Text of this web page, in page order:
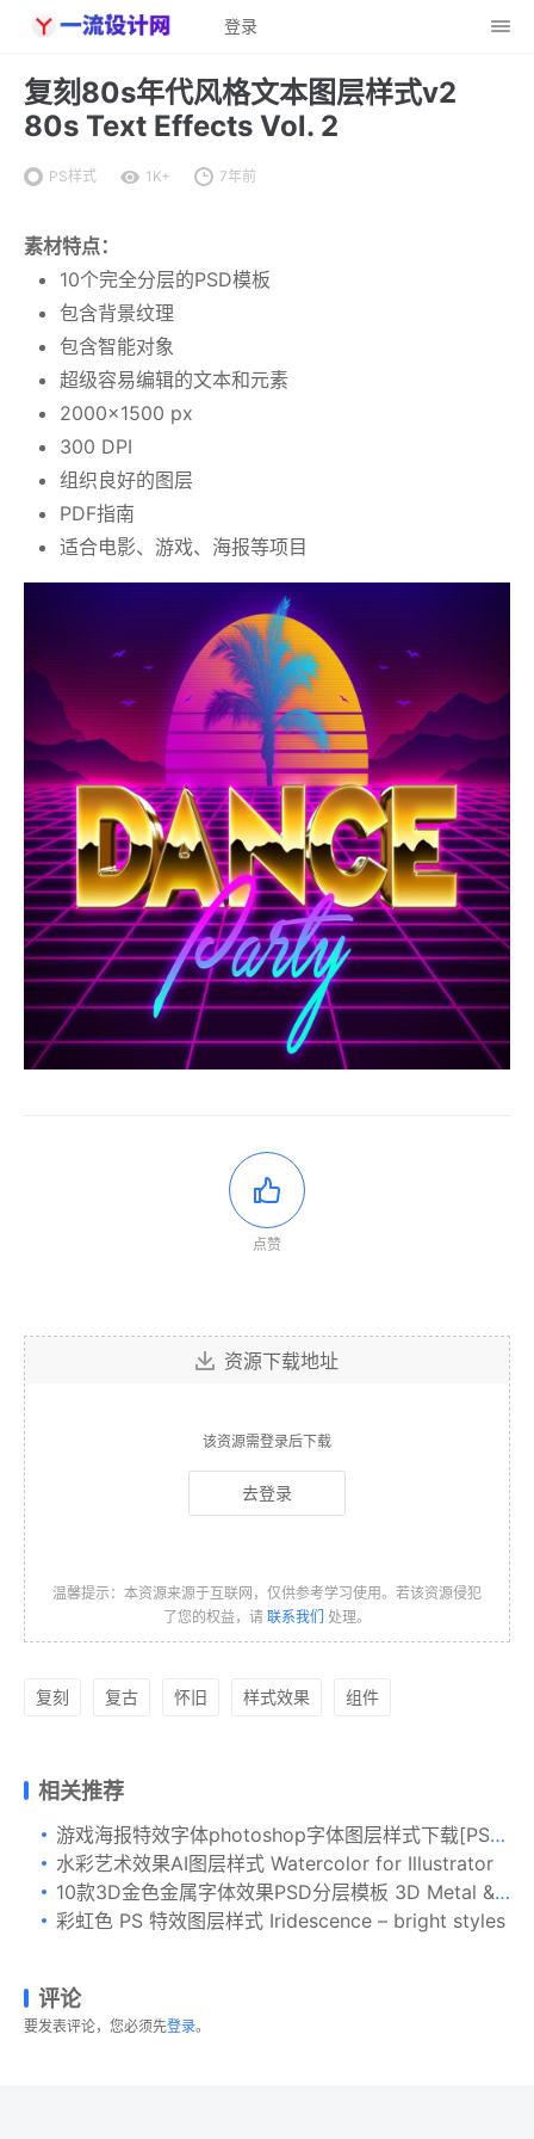
登录
复刻80s年代风格文本图层样式v2
80s Text Effects Vol. 2
PS样式 1K+ 7年前
素材特点：
10个完全分层的PSD模板
包含背景纹理
包含智能对象
超级容易编辑的文本和元素
2000×1500 px
300 DPI
组织良好的图层
PDF指南
适合电影、游戏、海报等项目
点赞
资源下载地址
该资源需登录后下载
去登录
温馨提示：本资源来源于互联网，仅供参考学习使用。若该资源侵犯
了您的权益，请 联系我们 处理。
复刻 复古 怀旧 样式效果 组件
相关推荐
游戏海报特效字体photoshop字体图层样式下载[PSD]
水彩艺术效果AI图层样式 Watercolor for Illustrator
10款3D金色金属字体效果PSD分层模板 3D Metal & Gold Effects
彩虹色 PS 特效图层样式 Iridescence – bright styles
评论
要发表评论，您必须先登录。